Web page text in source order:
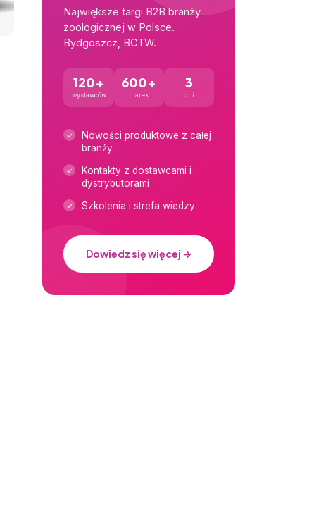
Największe targi B2B branży
zoologicznej w Polsce.
Bydgoszcz, BCTW.
120+
wystawców
600+
marek
3
dni
Nowości produktowe z całej
branży
Kontakty z dostawcami i
dystrybutorami
Szkolenia i strefa wiedzy
Dowiedz się więcej →